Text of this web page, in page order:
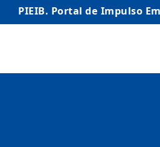
PIEIB. Portal de Impulso
INICIO